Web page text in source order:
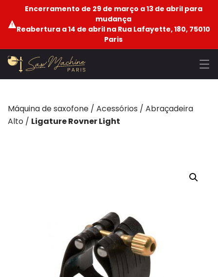
Encerramento de 29 de março a 13 de abril para
mudança
Reabertura a 14 de abril na Rua Lafayette, 180, 75010
Paris
Máquina de saxofone / Acessórios / Abraçadeira
Alto / Ligature Rovner Light